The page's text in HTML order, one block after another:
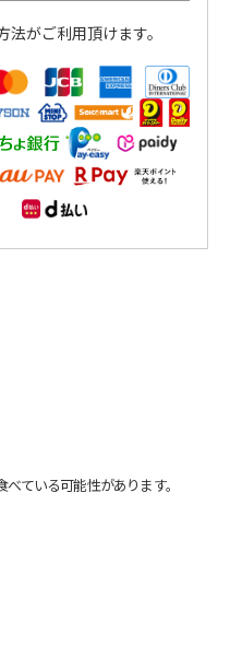
法がご利用頂けます。
ている可能性があります。